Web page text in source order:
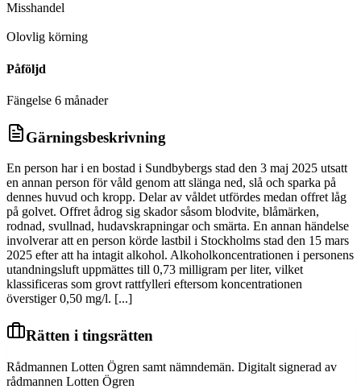
Misshandel
Olovlig körning
Påföljd
Fängelse 6 månader
Gärningsbeskrivning
En person har i en bostad i Sundbybergs stad den 3 maj 2025 utsatt
en annan person för våld genom att slänga ned, slå och sparka på
dennes huvud och kropp. Delar av våldet utfördes medan offret låg
på golvet. Offret ådrog sig skador såsom blodvite, blåmärken,
rodnad, svullnad, hudavskrapningar och smärta. En annan händelse
involverar att en person körde lastbil i Stockholms stad den 15 mars
2025 efter att ha intagit alkohol. Alkoholkoncentrationen i personens
utandningsluft uppmättes till 0,73 milligram per liter, vilket
klassificeras som grovt rattfylleri eftersom koncentrationen
överstiger 0,50 mg/l. [...]
Rätten i tingsrätten
Rådmannen Lotten Ögren samt nämndemän. Digitalt signerad av
rådmannen Lotten Ögren